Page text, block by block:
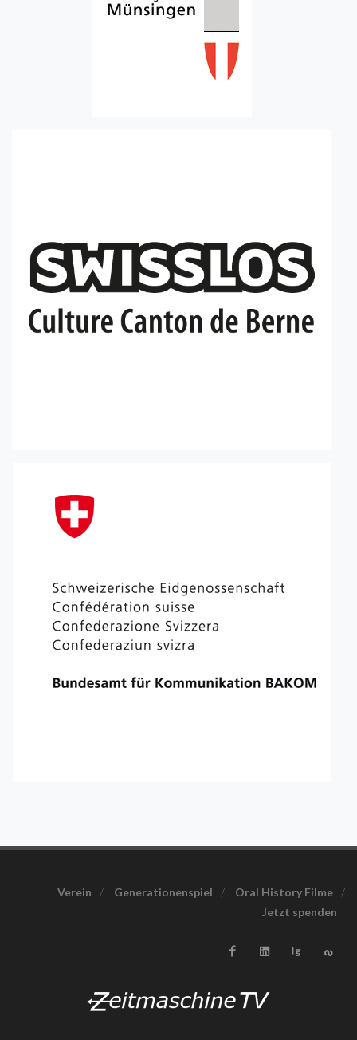
Verein / Generationenspiel / Oral History Filme
/
Jetzt spenden